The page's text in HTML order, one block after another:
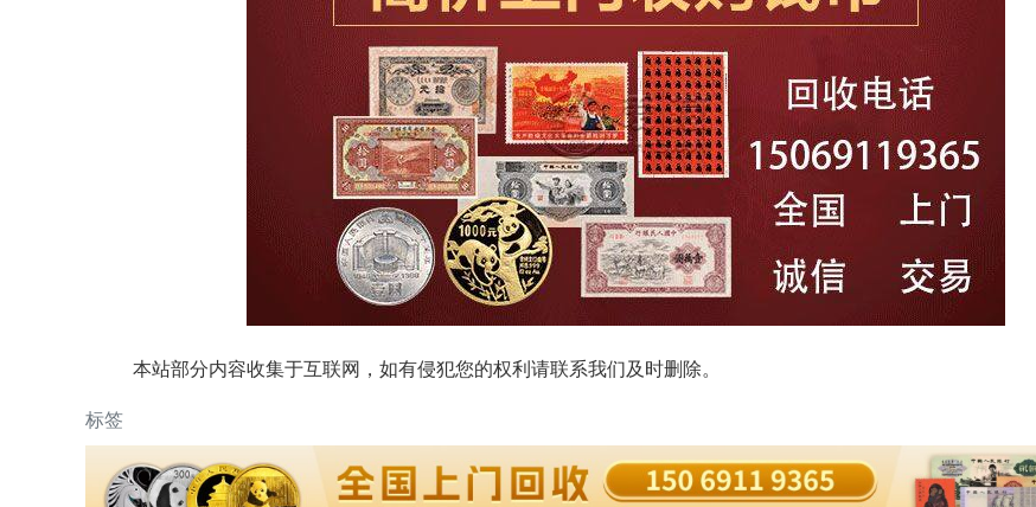
本站部分内容收集于互联网，如有侵犯您的权利请联系我们及时删除。
标签